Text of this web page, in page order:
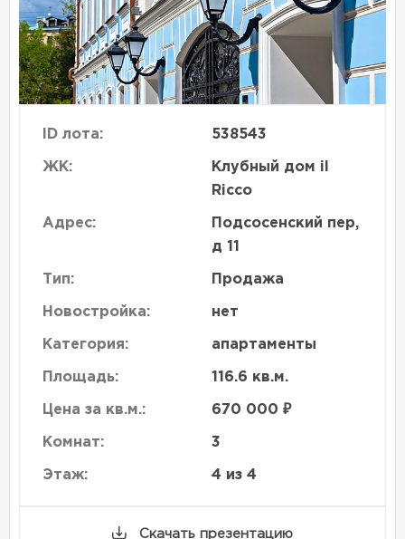
ID лота: 538543
ЖК:
Клубный дом il
Ricco
Адрес:
Подсосенский пер,
д 11
Тип: Продажа
Новостройка: нет
Категория: апартаменты
Площадь: 116.6 кв.м.
Цена за кв.м.: 670 000 ₽
Комнат: 3
Этаж: 4 из 4
Скачать презентацию